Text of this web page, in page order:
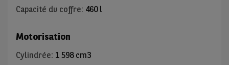
Capacité du coffre: 460 l
Motorisation
Cylindrée: 1 598 cm3